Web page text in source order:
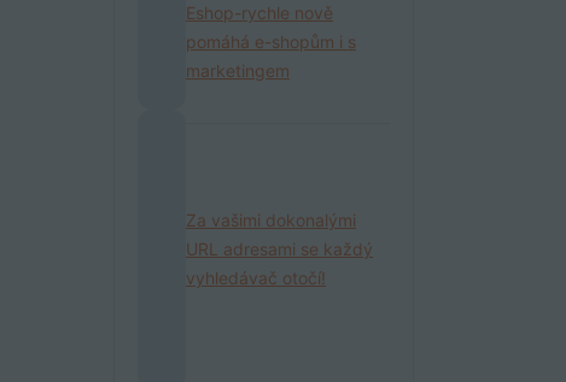
Eshop-rychle nově
pomáhá e-shopům i s
marketingem
Za vašimi dokonalými
URL adresami se každý
vyhledávač otočí!